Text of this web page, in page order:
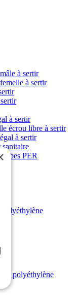
à sertir
à sertir
à sertir
écrou libre à sertir
à sertir
sanitaire
tubes PER
polyéthylène
polyéthylène